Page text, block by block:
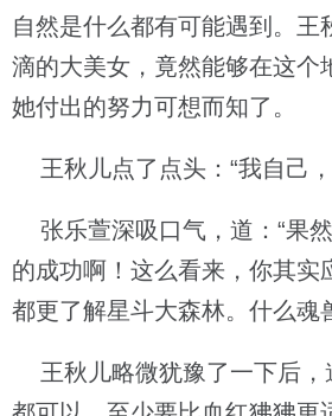
自然是什么都有可能遇到。王
滴的大美女，竟然能够在这个
她付出的努力可想而知了。
王秋儿点了点头：“我自己
张乐萱深吸口气，道：“果
的成功啊！这么看来，你其实
都更了解星斗大森林。什么魂
王秋儿略微犹豫了一下后，